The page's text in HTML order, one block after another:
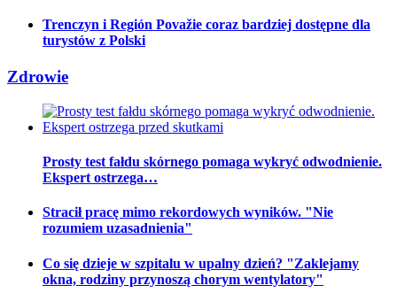
Trenczyn i Región Považie coraz bardziej dostępne dla
turystów z Polski
Zdrowie
Prosty test fałdu skórnego pomaga wykryć odwodnienie.
Ekspert ostrzega…
Stracił pracę mimo rekordowych wyników. "Nie
rozumiem uzasadnienia"
Co się dzieje w szpitalu w upalny dzień? "Zaklejamy
okna, rodziny przynoszą chorym wentylatory"